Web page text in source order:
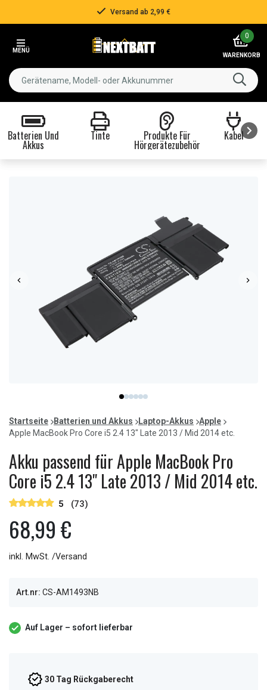
Versand ab 2,99 €
MENÜ
0
WARENKORB
Batterien Und
Akkus
Tinte Produkte Für
Hörgerätezubehör
Kabel
item
0
item
1
item
2
item
3
item
4
item
5
of
6
Startseite Batterien und Akkus Laptop-Akkus
Apple
Apple MacBook Pro Core i5 2.4 13" Late 2013 / Mid 2014 etc.
Akku passend für Apple MacBook Pro
Core i5 2.4 13" Late 2013 / Mid 2014 etc.
5 (73)
68,99 €
inkl. MwSt. /Versand
Art.nr: CS-AM1493NB
Auf Lager – sofort lieferbar
30 Tag Rückgaberecht